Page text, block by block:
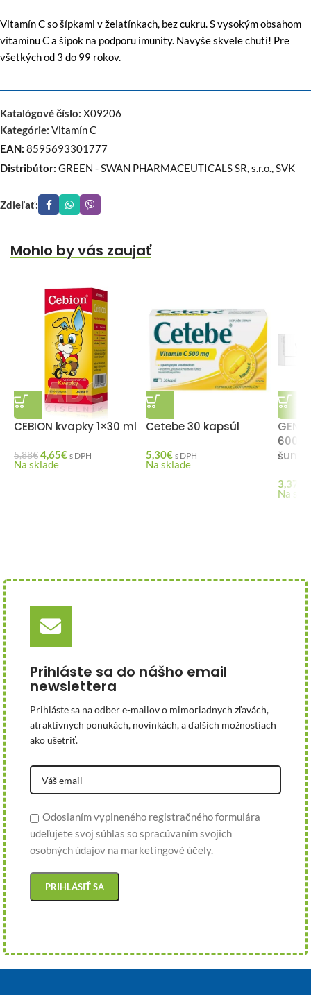
Vitamín C so šípkami v želatínkach, bez cukru. S vysokým obsahom
vitamínu C a šípok na podporu imunity. Navyše skvele chutí! Pre
všetkých od 3 do 99 rokov.
Katalógové číslo: X09206
Kategórie: Vitamín C
EAN: 8595693301777
Distribútor: GREEN - SWAN PHARMACEUTICALS SR, s.r.o., SVK
Zdieľať:
Mohlo by vás zaujať
CEBION kvapky 1×30 ml
5,88€4,65€ s DPH
Na sklade
Cetebe 30 kapsúl
5,30€ s DPH
Na sklade
600
3,37
Na
Prihláste sa do nášho email
newslettera
Prihláste sa na odber e-mailov o mimoriadnych zľavách,
atraktívnych ponukách, novinkách, a ďalších možnostiach
ako ušetriť.
Odoslaním vyplneného registračného formulára
udeľujete svoj súhlas so spracúvaním svojich
osobných údajov na marketingové účely.